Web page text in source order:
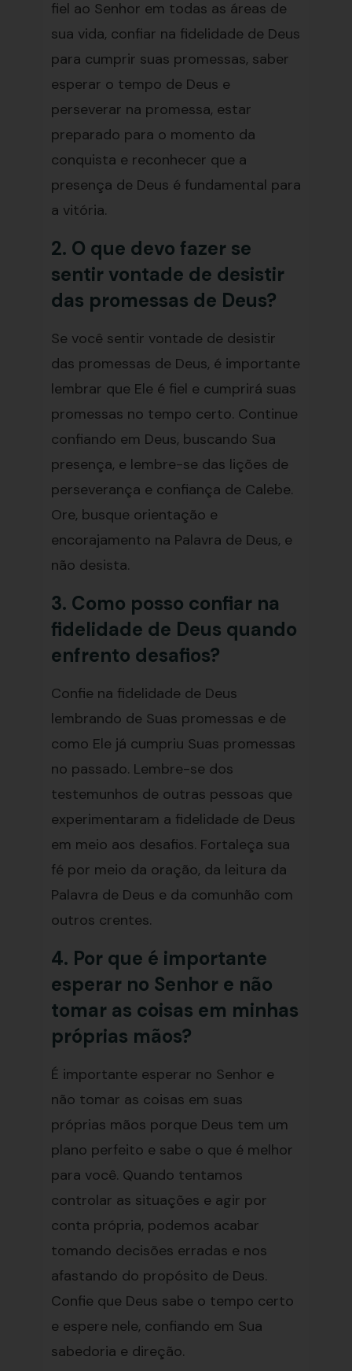
fiel ao Senhor em todas as áreas de
sua vida, confiar na fidelidade de Deus
para cumprir suas promessas, saber
esperar o tempo de Deus e
perseverar na promessa, estar
preparado para o momento da
conquista e reconhecer que a
presença de Deus é fundamental para
a vitória.
2. O que devo fazer se
sentir vontade de desistir
das promessas de Deus?
Se você sentir vontade de desistir
das promessas de Deus, é importante
lembrar que Ele é fiel e cumprirá suas
promessas no tempo certo. Continue
confiando em Deus, buscando Sua
presença, e lembre-se das lições de
perseverança e confiança de Calebe.
Ore, busque orientação e
encorajamento na Palavra de Deus, e
não desista.
3. Como posso confiar na
fidelidade de Deus quando
enfrento desafios?
Confie na fidelidade de Deus
lembrando de Suas promessas e de
como Ele já cumpriu Suas promessas
no passado. Lembre-se dos
testemunhos de outras pessoas que
experimentaram a fidelidade de Deus
em meio aos desafios. Fortaleça sua
fé por meio da oração, da leitura da
Palavra de Deus e da comunhão com
outros crentes.
4. Por que é importante
esperar no Senhor e não
tomar as coisas em minhas
próprias mãos?
É importante esperar no Senhor e
não tomar as coisas em suas
próprias mãos porque Deus tem um
plano perfeito e sabe o que é melhor
para você. Quando tentamos
controlar as situações e agir por
conta própria, podemos acabar
tomando decisões erradas e nos
afastando do propósito de Deus.
Confie que Deus sabe o tempo certo
e espere nele, confiando em Sua
sabedoria e direção.